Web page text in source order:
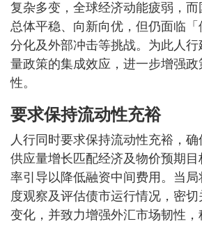
复杂多变，全球经济动能疲弱，
总体平稳、向新向优，但仍面临
分化及外部冲击等挑战。为此人
量政策的集成效应，进一步增强
性。
要求保持流动性充裕
人行同时要求保持流动性充裕，
供应量增长匹配经济及物价预期目
率引导以降低融资中间费用。当局
度观察及评估债市运行情况，密
变化，并致力增强外汇市场韧性